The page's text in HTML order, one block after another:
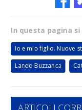
In questa pagina si
Io e mio figlio. Nuove
Lando Buzzanca
ARTICOLI